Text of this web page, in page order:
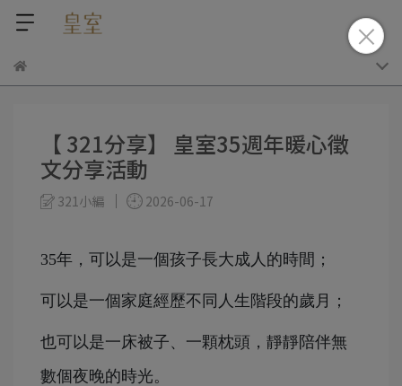
【 321分享】 皇室35週年暖心徵
文分享活動
321小編 2026-06-17
35年，可以是一個孩子長大成人的時間；
可以是一個家庭經歷不同人生階段的歲月；
也可以是一床被子、一顆枕頭，靜靜陪伴無
數個夜晚的時光。